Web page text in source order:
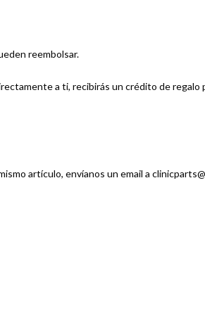
reembolsar.
a ti, recibirás un crédito de regalo
artículo, envíanos un email a